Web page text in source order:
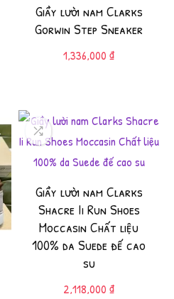
Giầy lười nam Clarks
Gorwin Step Sneaker
1,336,000₫
Giầy lười nam Clarks
Shacre Ii Run Shoes
Moccasin Chất liệu
100% da Suede đế cao
su
2,118,000₫